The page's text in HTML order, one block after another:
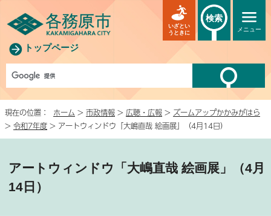
トップページ
メニュー
いざとい
うときに
検索
現在の位置： ホーム > 市政情報 > 広聴・広報 > ズームアップかかみがはら
> 令和7年度 > アートウィンドウ「大嶋直哉 絵画展」（4月14日）
アートウィンドウ「大嶋直哉 絵画展」（4月
14日）